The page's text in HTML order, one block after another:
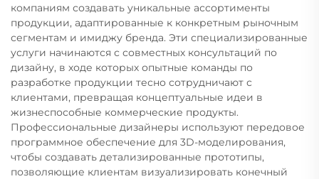
компаниям создавать уникальные ассортименты
продукции, адаптированные к конкретным рыночным
сегментам и имиджу бренда. Эти специализированные
услуги начинаются с совместных консультаций по
дизайну, в ходе которых опытные команды по
разработке продукции тесно сотрудничают с
клиентами, превращая концептуальные идеи в
жизнеспособные коммерческие продукты.
Профессиональные дизайнеры используют передовое
программное обеспечение для 3D-моделирования,
чтобы создавать детализированные прототипы,
позволяющие клиентам визуализировать конечный